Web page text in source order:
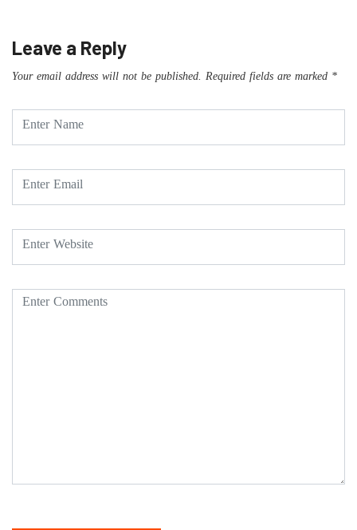
Leave a Reply
Your email address will not be published. Required fields are marked *